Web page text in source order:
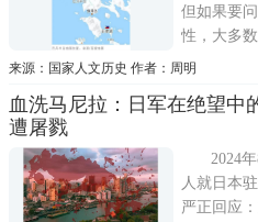
但如果要
性，大多
日军。在
员，完全
士道教育
来源：国家人文历史 作者：周明
血洗马尼拉：日军在绝望中
遭屠戮
2024
人就日本
严正回应